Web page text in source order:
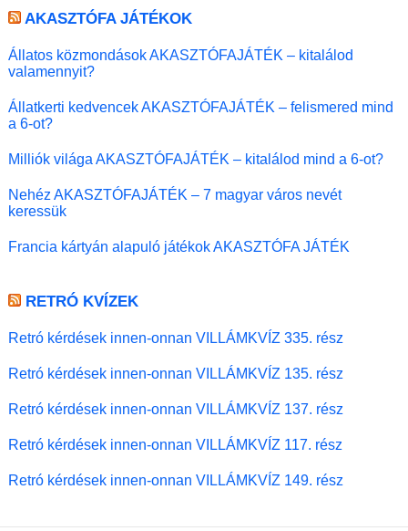
AKASZTÓFA JÁTÉKOK
Állatos közmondások AKASZTÓFAJÁTÉK – kitalálod
valamennyit?
Állatkerti kedvencek AKASZTÓFAJÁTÉK – felismered mind
a 6-ot?
Milliók világa AKASZTÓFAJÁTÉK – kitalálod mind a 6-ot?
Nehéz AKASZTÓFAJÁTÉK – 7 magyar város nevét
keressük
Francia kártyán alapuló játékok AKASZTÓFA JÁTÉK
RETRÓ KVÍZEK
Retró kérdések innen-onnan VILLÁMKVÍZ 335. rész
Retró kérdések innen-onnan VILLÁMKVÍZ 135. rész
Retró kérdések innen-onnan VILLÁMKVÍZ 137. rész
Retró kérdések innen-onnan VILLÁMKVÍZ 117. rész
Retró kérdések innen-onnan VILLÁMKVÍZ 149. rész